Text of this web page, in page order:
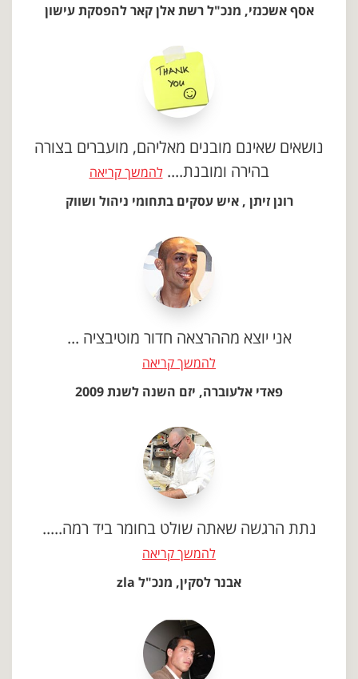
אסף אשכנזי, מנכ"ל רשת אלן קאר להפסקת עישון
נושאים שאינם מובנים מאליהם, מועברים בצורה
בהירה ומובנת....להמשך קריאה
רונן זיתן , איש עסקים בתחומי ניהול ושווק
אני יוצא מההרצאה חדור מוטיבציה ...
להמשך קריאה
פאדי אלעוברה, יזם השנה לשנת 2009
נתת הרגשה שאתה שולט בחומר ביד רמה.....
להמשך קריאה
אבנר לסקין, מנכ"ל zla